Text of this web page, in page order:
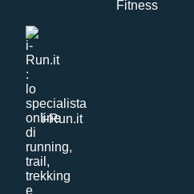
i-Run.it